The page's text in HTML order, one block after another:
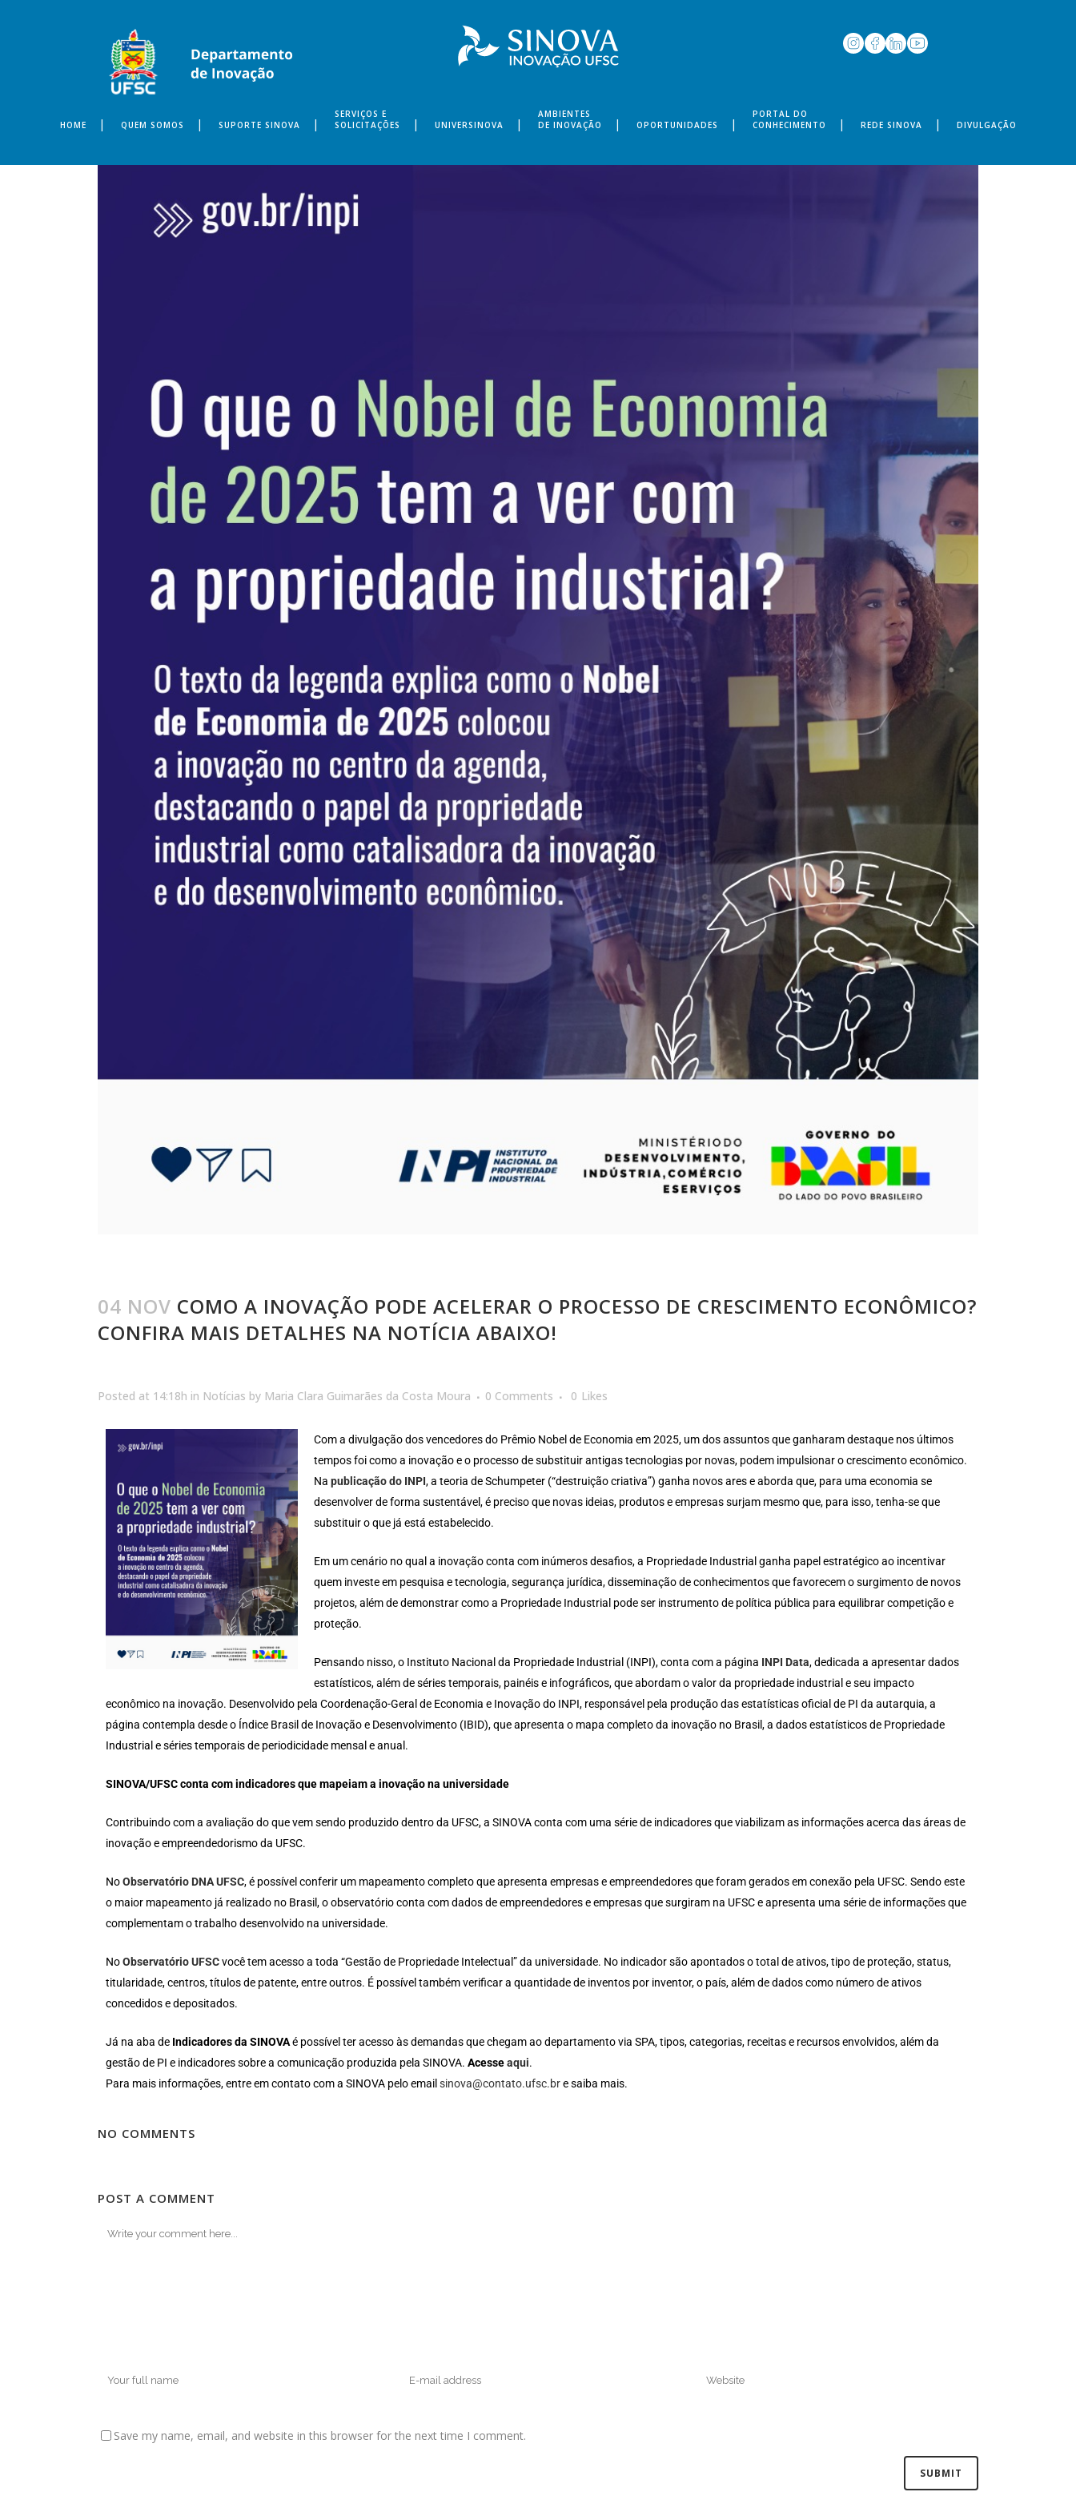
HOME QUEM SOMOS SUPORTE SINOVA
SERVIÇOS E
SOLICITAÇÕES
UNIVERSINOVA
AMBIENTES
DE INOVAÇÃO
OPORTUNIDADES
PORTAL DO
CONHECIMENTO
REDE SINOVA DIVULGAÇÃO
04 NOV COMO A INOVAÇÃO PODE ACELERAR O PROCESSO DE CRESCIMENTO ECONÔMICO?
CONFIRA MAIS DETALHES NA NOTÍCIA ABAIXO!
Posted at 14:18h in Notícias by Maria Clara Guimarães da Costa Moura 0 Comments 0 Likes
Com a divulgação dos vencedores do Prêmio Nobel de Economia em 2025, um dos assuntos que ganharam destaque nos últimos
tempos foi como a inovação e o processo de substituir antigas tecnologias por novas, podem impulsionar o crescimento econômico.
Na publicação do INPI, a teoria de Schumpeter (“destruição criativa”) ganha novos ares e aborda que, para uma economia se
desenvolver de forma sustentável, é preciso que novas ideias, produtos e empresas surjam mesmo que, para isso, tenha-se que
substituir o que já está estabelecido.
Em um cenário no qual a inovação conta com inúmeros desafios, a Propriedade Industrial ganha papel estratégico ao incentivar
quem investe em pesquisa e tecnologia, segurança jurídica, disseminação de conhecimentos que favorecem o surgimento de novos
projetos, além de demonstrar como a Propriedade Industrial pode ser instrumento de política pública para equilibrar competição e
proteção.
Pensando nisso, o Instituto Nacional da Propriedade Industrial (INPI), conta com a página INPI Data, dedicada a apresentar dados
estatísticos, além de séries temporais, painéis e infográficos, que abordam o valor da propriedade industrial e seu impacto
econômico na inovação. Desenvolvido pela Coordenação-Geral de Economia e Inovação do INPI, responsável pela produção das estatísticas oficial de PI da autarquia, a
página contempla desde o Índice Brasil de Inovação e Desenvolvimento (IBID), que apresenta o mapa completo da inovação no Brasil, a dados estatísticos de Propriedade
Industrial e séries temporais de periodicidade mensal e anual.
SINOVA/UFSC conta com indicadores que mapeiam a inovação na universidade
Contribuindo com a avaliação do que vem sendo produzido dentro da UFSC, a SINOVA conta com uma série de indicadores que viabilizam as informações acerca das áreas de
inovação e empreendedorismo da UFSC.
NoObservatório DNA UFSC, é possível conferir um mapeamento completo que apresenta empresas e empreendedores que foram gerados em conexão pela UFSC. Sendo este
o maior mapeamento já realizado no Brasil, o observatório conta com dados de empreendedores e empresas que surgiram na UFSC e apresenta uma série de informações que
complementam o trabalho desenvolvido na universidade.
NoObservatório UFSCvocê tem acesso a toda “Gestão de Propriedade Intelectual” da universidade. No indicador são apontados o total de ativos, tipo de proteção, status,
titularidade, centros, títulos de patente, entre outros. É possível também verificar a quantidade de inventos por inventor, o país, além de dados como número de ativos
concedidos e depositados.
Já na aba de Indicadores da SINOVAé possível ter acesso às demandas que chegam ao departamento via SPA, tipos, categorias, receitas e recursos envolvidos, além da
gestão de PI e indicadores sobre a comunicação produzida pela SINOVA. Acesseaqui.
Para mais informações, entre em contato com a SINOVA pelo email sinova@contato.ufsc.bre saiba mais.
NO COMMENTS
POST A COMMENT
Save my name, email, and website in this browser for the next time I comment.